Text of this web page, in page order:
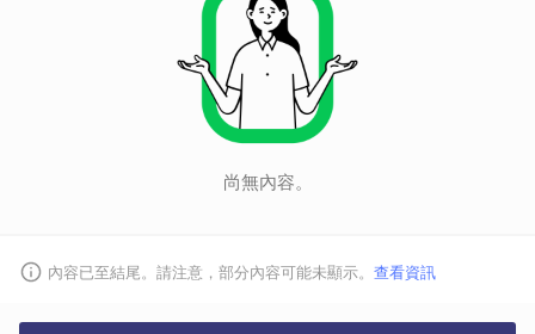
尚無內容。
內容已至結尾。請注意，部分內容可能未顯示。 查看資訊